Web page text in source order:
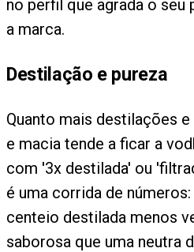
no perfil que agrada o seu
a marca.
Destilação e pureza
Quanto mais destilações
e macia tende a ficar a
com '3x destilada' ou
é uma corrida de
centeio destilada menos
saborosa que uma neutra